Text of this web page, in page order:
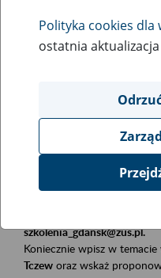
Rodzaj wydarzenia
Szkolenia
Obszar merytoryczny
Płatnicy, ubezpieczeni,
Opis wydarzenia
Szkolenie stacjonarne w
szkolenia_gdansk@zus.pl.
Koniecznie wpisz w
Tczew oraz wskaż
Polityka cookies dla
ostatnia